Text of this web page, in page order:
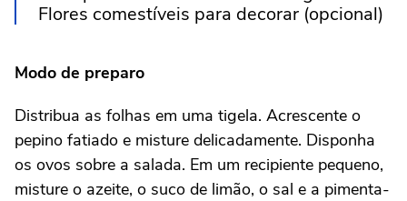
Flores comestíveis para decorar (opcional)
Modo de preparo
Distribua as folhas em uma tigela. Acrescente o
pepino fatiado e misture delicadamente. Disponha
os ovos sobre a salada. Em um recipiente pequeno,
misture o azeite, o suco de limão, o sal e a pimenta-